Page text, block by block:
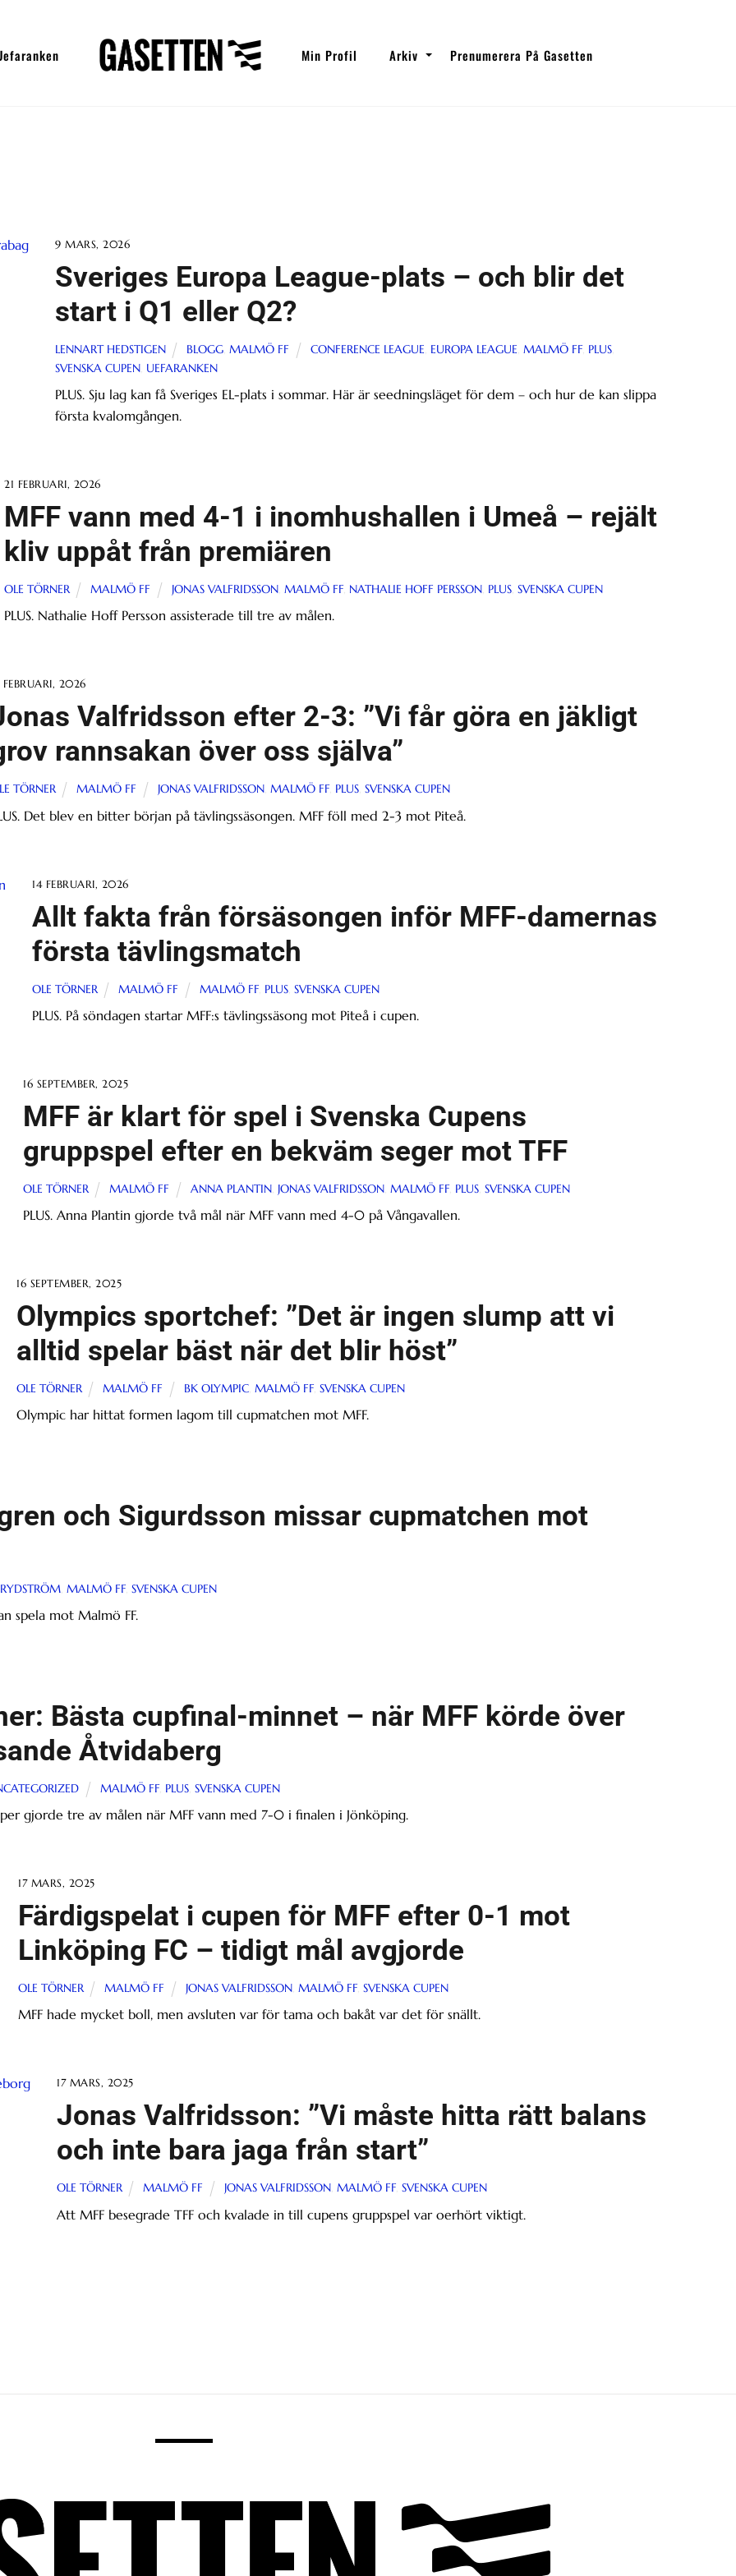
Min Profil Arkiv Prenumerera På Gasetten
9 MARS, 2026
Sveriges Europa League-plats – och blir det
start i Q1 eller Q2?
LENNART HEDSTIGEN BLOGG,MALMÖ FF CONFERENCE LEAGUE, EUROPA LEAGUE, MALMÖ FF, PLUS,
SVENSKA CUPEN, UEFARANKEN
PLUS. Sju lag kan få Sveriges EL-plats i sommar. Här är seedningsläget för dem – och hur de kan slippa
första kvalomgången.
21 FEBRUARI, 2026
MFF vann med 4-1 i inomhushallen i Umeå – rejält
kliv uppåt från premiären
OLE TÖRNER MALMÖ FF JONAS VALFRIDSSON, MALMÖ FF, NATHALIE HOFF PERSSON, PLUS, SVENSKA CUPEN
PLUS. Nathalie Hoff Persson assisterade till tre av målen.
FEBRUARI, 2026
Valfridsson efter 2-3: ”Vi får göra en jäkligt
rannsakan över oss själva”
TÖRNER MALMÖ FF JONAS VALFRIDSSON, MALMÖ FF, PLUS, SVENSKA CUPEN
Det blev en bitter början på tävlingssäsongen. MFF föll med 2-3 mot Piteå.
14 FEBRUARI, 2026
Allt fakta från försäsongen inför MFF-damernas
första tävlingsmatch
OLE TÖRNER MALMÖ FF MALMÖ FF, PLUS, SVENSKA CUPEN
PLUS. På söndagen startar MFF:s tävlingssäsong mot Piteå i cupen.
16 SEPTEMBER, 2025
MFF är klart för spel i Svenska Cupens
gruppspel efter en bekväm seger mot TFF
OLE TÖRNER MALMÖ FF ANNA PLANTIN, JONAS VALFRIDSSON, MALMÖ FF, PLUS, SVENSKA CUPEN
PLUS. Anna Plantin gjorde två mål när MFF vann med 4-0 på Vångavallen.
16 SEPTEMBER, 2025
Olympics sportchef: ”Det är ingen slump att vi
alltid spelar bäst när det blir höst”
OLE TÖRNER MALMÖ FF BK OLYMPIC, MALMÖ FF, SVENSKA CUPEN
Olympic har hittat formen lagom till cupmatchen mot MFF.
och Sigurdsson missar cupmatchen mot
, MALMÖ FF, SVENSKA CUPEN
spela mot Malmö FF.
Bästa cupfinal-minnet – när MFF körde över
Åtvidaberg
MALMÖ FF, PLUS, SVENSKA CUPEN
gjorde tre av målen när MFF vann med 7-0 i finalen i Jönköping.
17 MARS, 2025
Färdigspelat i cupen för MFF efter 0-1 mot
Linköping FC – tidigt mål avgjorde
OLE TÖRNER MALMÖ FF JONAS VALFRIDSSON, MALMÖ FF, SVENSKA CUPEN
MFF hade mycket boll, men avsluten var för tama och bakåt var det för snällt.
17 MARS, 2025
Jonas Valfridsson: ”Vi måste hitta rätt balans
och inte bara jaga från start”
OLE TÖRNER MALMÖ FF JONAS VALFRIDSSON, MALMÖ FF, SVENSKA CUPEN
Att MFF besegrade TFF och kvalade in till cupens gruppspel var oerhört viktigt.